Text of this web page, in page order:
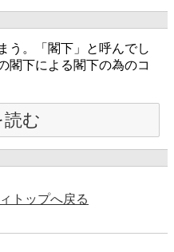
う。「閣下」と呼んでし
閣下による閣下の為のコ
む
トップへ戻る